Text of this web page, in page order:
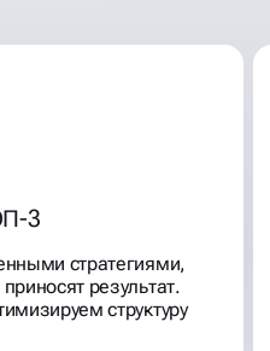
3
стратегиями,
результат.
структуру